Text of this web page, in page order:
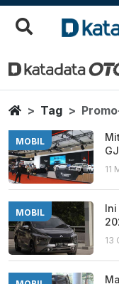
Promo
Berita
HomeTag
MOBIL
11
MOBIL
13